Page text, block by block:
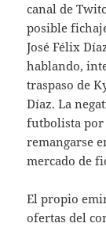
canal de
posible
José Félix
hablando,
traspaso de
Díaz. La
futbolista por
remangarse
mercado de
El propio
ofertas del